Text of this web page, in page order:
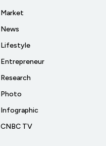
Market
News
Lifestyle
Entrepreneur
Research
Photo
Infographic
CNBC TV